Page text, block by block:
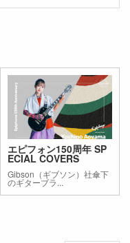
エピフォン150周年 SP
ECIAL COVERS
Gibson（ギブソン）社傘下
のギターブラ...